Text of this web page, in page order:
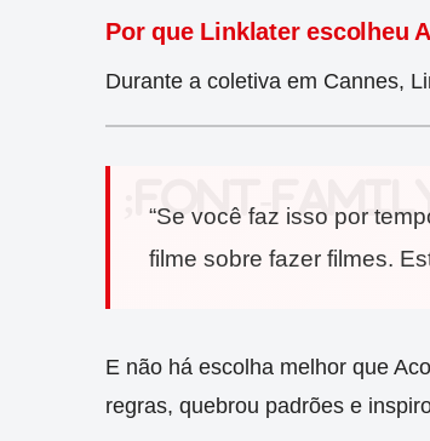
Por que Linklater escolheu
Durante a coletiva em Cannes,
“Se você faz isso por
filme sobre fazer filmes.
E não há escolha melhor que
regras, quebrou padrões e